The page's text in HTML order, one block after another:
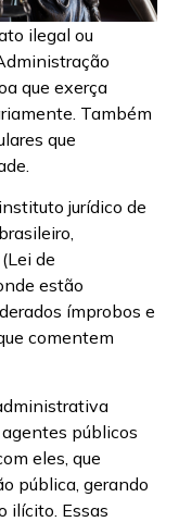
ilegal ou
que exerça
Também
que
jurídico de
de
estão
ímprobos e
comentem
públicos
eles, que
pública, gerando
ilícito. Essas